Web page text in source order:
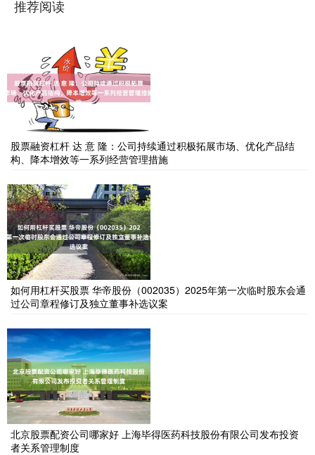
推荐阅读
股票融资杠杆 达 意 隆：公司持续通过积极拓展市场、优化产品结
构、降本增效等一系列经营管理措施
如何用杠杆买股票 华帝股份（002035）2025年第一次临时股东会通
过公司章程修订及独立董事补选议案
北京股票配资公司哪家好 上海毕得医药科技股份有限公司发布投资
者关系管理制度